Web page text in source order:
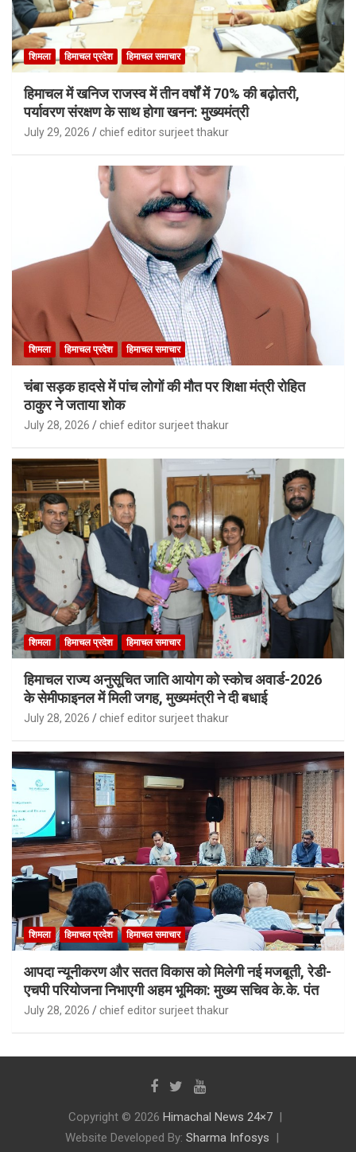
शिमला हिमाचल प्रदेश हिमाचल समाचार
हिमाचल में खनिज राजस्व में तीन वर्षों में 70% की बढ़ोतरी,
पर्यावरण संरक्षण के साथ होगा खनन: मुख्यमंत्री
July 29, 2026 chief editor surjeet thakur
शिमला हिमाचल प्रदेश हिमाचल समाचार
चंबा सड़क हादसे में पांच लोगों की मौत पर शिक्षा मंत्री रोहित
ठाकुर ने जताया शोक
July 28, 2026 chief editor surjeet thakur
शिमला हिमाचल प्रदेश हिमाचल समाचार
हिमाचल राज्य अनुसूचित जाति आयोग को स्कोच अवार्ड-2026
के सेमीफाइनल में मिली जगह, मुख्यमंत्री ने दी बधाई
July 28, 2026 chief editor surjeet thakur
शिमला हिमाचल प्रदेश हिमाचल समाचार
आपदा न्यूनीकरण और सतत विकास को मिलेगी नई मजबूती, रेडी-
एचपी परियोजना निभाएगी अहम भूमिका: मुख्य सचिव के.के. पंत
July 28, 2026 chief editor surjeet thakur
Copyright © 2026 Himachal News 24×7
Website Developed By: Sharma Infosys